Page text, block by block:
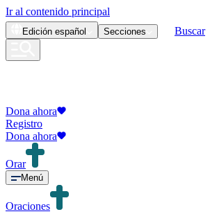
Ir al contenido principal
Edición español Secciones Buscar
Dona ahora
Registro
Dona ahora
Orar
Menú
Oraciones